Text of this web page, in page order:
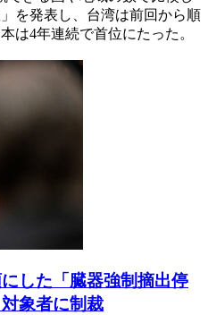
を発表し、台湾は前回から順
は4年連続で首位にたった。
した「臓器強制摘出停
象者に制裁